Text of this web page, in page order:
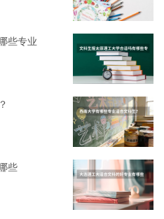
些专业
些